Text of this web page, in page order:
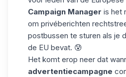
Campaign Manager is het
om privéberichten
postbussen te sturen als je
de EU bevat. 😰
Het komt erop neer dat
advertentiecampagne